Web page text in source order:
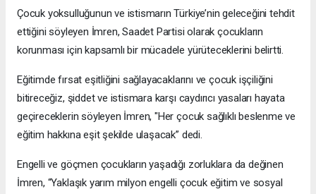
Çocuk yoksulluğunun ve istismarın Türkiye’nin geleceğini tehdit
ettiğini söyleyen İmren, Saadet Partisi olarak çocukların
korunması için kapsamlı bir mücadele yürüteceklerini belirtti.
Eğitimde fırsat eşitliğini sağlayacaklarını ve çocuk işçiliğini
bitireceğiz, şiddet ve istismara karşı caydırıcı yasaları hayata
geçireceklerin söyleyen İmren, "Her çocuk sağlıklı beslenme ve
eğitim hakkına eşit şekilde ulaşacak” dedi.
Engelli ve göçmen çocukların yaşadığı zorluklara da değinen
İmren, “Yaklaşık yarım milyon engelli çocuk eğitim ve sosyal